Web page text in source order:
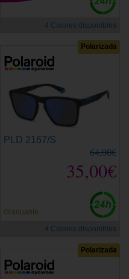
4 Colores disponibles
Polarizada
PLD 2167/S
64,00€
35,00€
Graduable
4 Colores disponibles
Polarizada